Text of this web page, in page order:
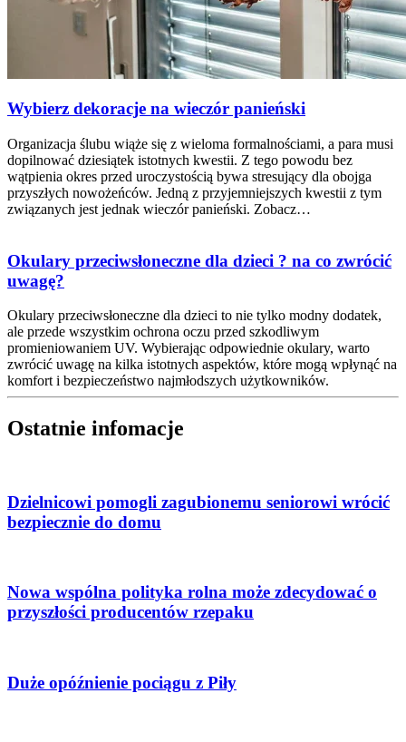
Wybierz dekoracje na wieczór panieński
Organizacja ślubu wiąże się z wieloma formalnościami, a para musi
dopilnować dziesiątek istotnych kwestii. Z tego powodu bez
wątpienia okres przed uroczystością bywa stresujący dla obojga
przyszłych nowożeńców. Jedną z przyjemniejszych kwestii z tym
związanych jest jednak wieczór panieński. Zobacz…
Okulary przeciwsłoneczne dla dzieci ? na co zwrócić
uwagę?
Okulary przeciwsłoneczne dla dzieci to nie tylko modny dodatek,
ale przede wszystkim ochrona oczu przed szkodliwym
promieniowaniem UV. Wybierając odpowiednie okulary, warto
zwrócić uwagę na kilka istotnych aspektów, które mogą wpłynąć na
komfort i bezpieczeństwo najmłodszych użytkowników.
Ostatnie infomacje
Dzielnicowi pomogli zagubionemu seniorowi wrócić
bezpiecznie do domu
Nowa wspólna polityka rolna może zdecydować o
przyszłości producentów rzepaku
Duże opóźnienie pociągu z Piły